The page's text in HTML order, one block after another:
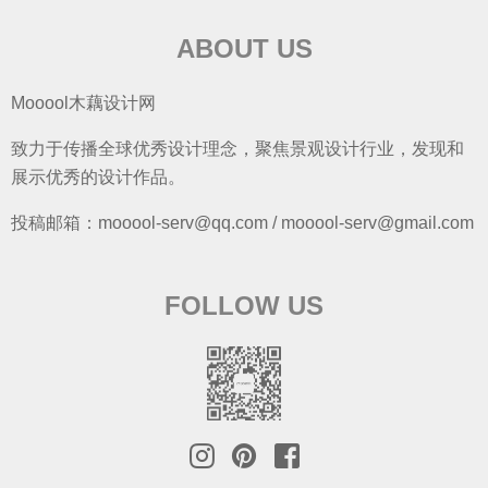
ABOUT US
Mooool木藕设计网
致力于传播全球优秀设计理念，聚焦景观设计行业，发现和
展示优秀的设计作品。
投稿邮箱：mooool-serv@qq.com / mooool-serv@gmail.com
FOLLOW US